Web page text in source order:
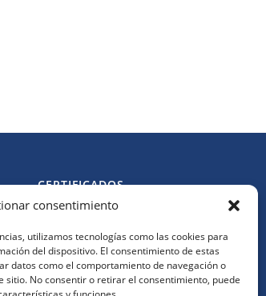
consentimiento
utilizamos tecnologías como las cookies para
del dispositivo. El consentimiento de estas
datos como el comportamiento de navegación o
sitio. No consentir o retirar el consentimiento, puede
CERTIFICADOS
Política de cookies
Aviso legal